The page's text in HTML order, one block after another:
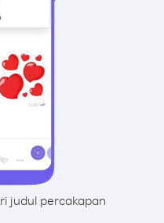
judul percakapan